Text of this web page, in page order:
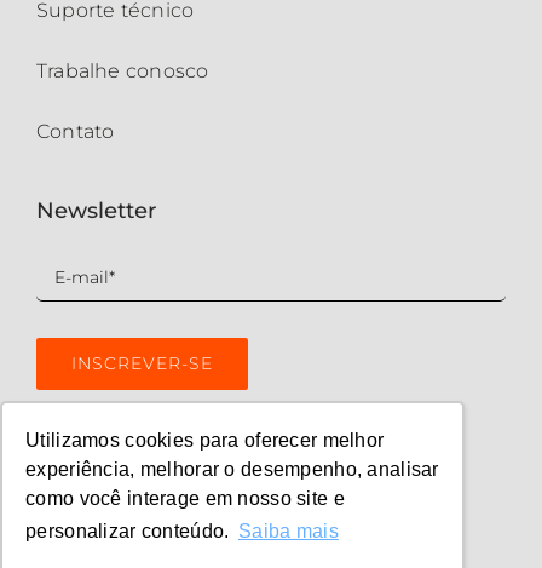
Utilizamos cookies para oferecer melhor
experiência, melhorar o desempenho, analisar
como você interage em nosso site e
personalizar conteúdo. Saiba mais
Suporte técnico
Trabalhe conosco
Contato
Newsletter